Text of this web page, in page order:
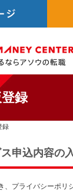
録
録
申込内容の
、プライバシーポリ